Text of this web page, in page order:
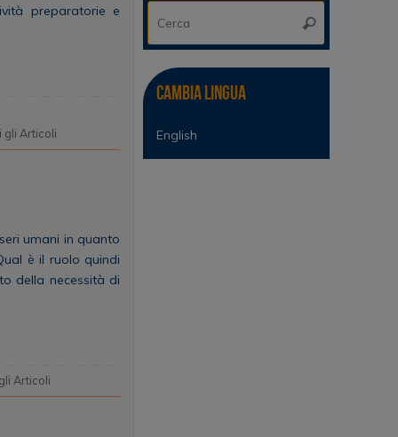
preparatorie e
gli Articoli
umani in quanto
è il ruolo quindi
della necessità di
Articoli
Cerca
Cambia lingua
English